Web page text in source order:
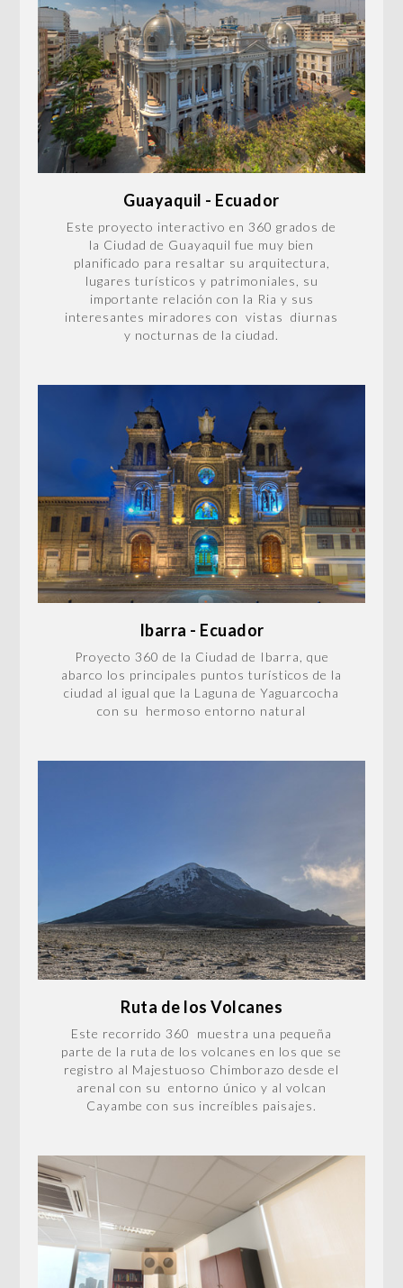
Guayaquil - Ecuador
Este proyecto interactivo en 360 grados de
la Ciudad de Guayaquil fue muy bien
planificado para resaltar su arquitectura,
lugares turísticos y patrimoniales, su
importante relación con la Ria y sus
interesantes miradores con vistas diurnas
y nocturnas de la ciudad.
Ibarra - Ecuador
Proyecto 360 de la Ciudad de Ibarra, que
abarco los principales puntos turísticos de la
ciudad al igual que la Laguna de Yaguarcocha
con su hermoso entorno natural
Ruta de los Volcanes
Este recorrido 360 muestra una pequeña
parte de la ruta de los volcanes en los que se
registro al Majestuoso Chimborazo desde el
arenal con su entorno único y al volcan
Cayambe con sus increíbles paisajes.